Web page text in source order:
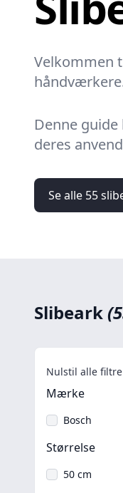
Velkommen
Denne
deres
Se alle 55
Slibeark
Nulstil alle filtre
Mærke
Bosch
Størrelse
50 cm